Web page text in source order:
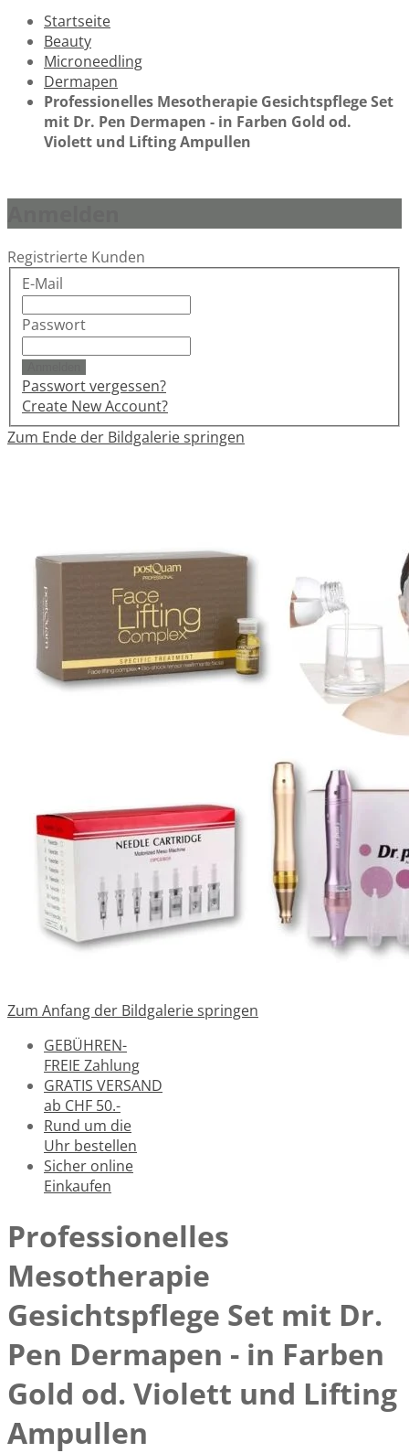
Startseite
Beauty
Microneedling
Dermapen
Professionelles Mesotherapie Gesichtspflege Set
mit Dr. Pen Dermapen - in Farben Gold od.
Violett und Lifting Ampullen
Registrierte Kunden
E-Mail
Passwort
Passwort vergessen?
Create New Account?
Zum Ende der Bildgalerie springen
Zum Anfang der Bildgalerie springen
GEBÜHREN-
FREIE Zahlung
GRATIS VERSAND
ab CHF 50.-
Rund um die
Uhr bestellen
Sicher online
Einkaufen
Professionelles
Mesotherapie
Gesichtspflege Set mit Dr.
Pen Dermapen - in Farben
Gold od. Violett und Lifting
Ampullen